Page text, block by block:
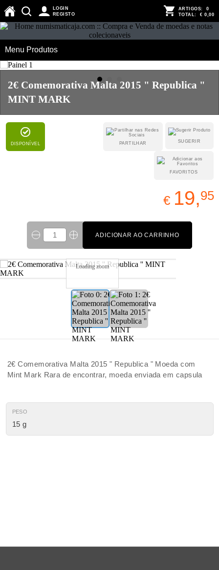
LOGIN
REGISTO
ARTIGOS: 0
TOTAL: € 0,00
Menu Produtos
2€ Comemorativa Malta 2015 " Republica "
MINT MARK
DISPONÍVEL SUGERIR
PARTILHAR
FAVORITOS
€ 19,95
ADICIONAR AO CARRINHO
Loading zoom
2€ Comemorativa Malta 2015 " Republica " Moeda com
Mint Mark Rara de encontrar, moeda enviada em capsula
PESO
15 g